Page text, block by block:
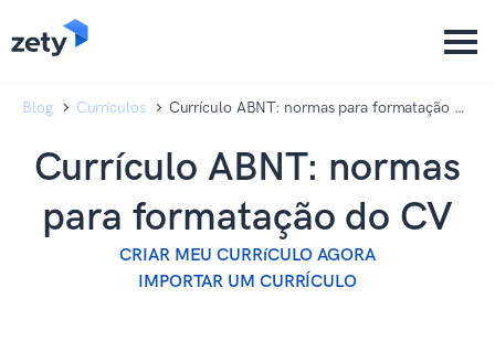
Blog Currículos
Currículo ABNT: normas para formatação do
Currículo ABNT: normas
para formatação do CV
CRIAR MEU CURRíCULO AGORA
IMPORTAR UM CURRÍCULO